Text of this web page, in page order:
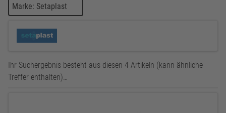
Marke: Setaplast
Ihr Suchergebnis besteht aus diesen 4 Artikeln (kann ähnliche
Treffer enthalten)…